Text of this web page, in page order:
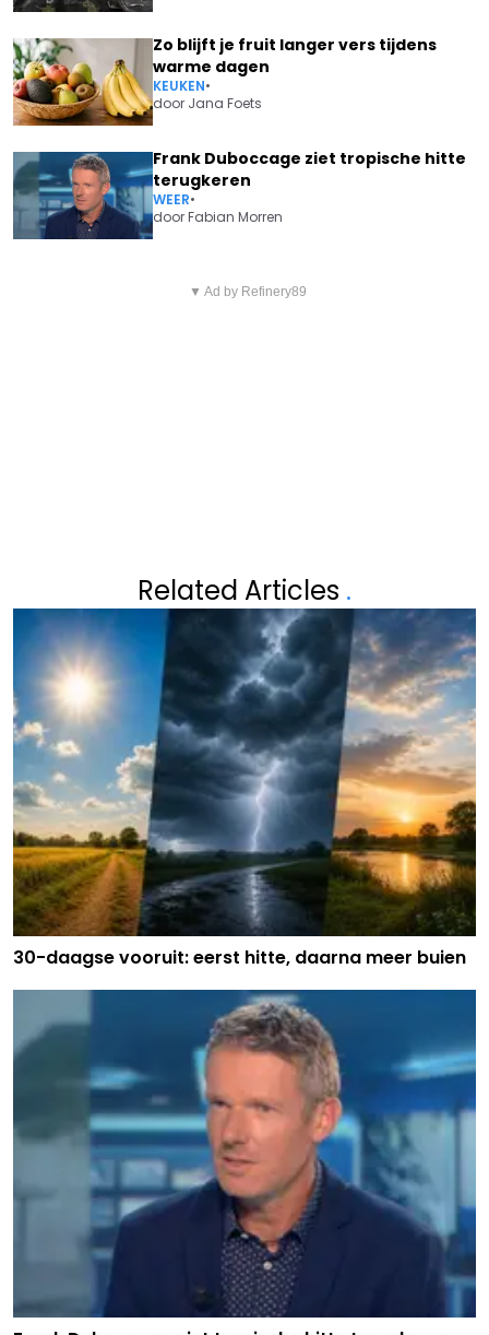
Zo blijft je fruit langer vers tijdens
warme dagen
KEUKEN•
door Jana Foets
Frank Duboccage ziet tropische hitte
terugkeren
WEER•
doorFabian Morren
DEZE ZOMER DREIGT ONDANKS
▼ Ad by Refinery89
Related Articles .
30-daagse vooruit: eerst hitte, daarna meer buien